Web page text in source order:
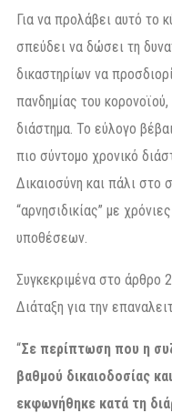
Για να προλάβει αυτό το
σπεύδει να δώσει τη
δικαστηρίων να
πανδημίας του
διάστημα. Το εύλογο
πιο σύντομο χρονικό
Δικαιοσύνη και πάλι στο
“αρνησιδικίας” με
υποθέσεων.
Συγκεκριμένα στο άρθρο
Διάταξη για την
“Σε περίπτωση που η
βαθμού δικαιοδοσίας
εκφωνήθηκε κατά τη